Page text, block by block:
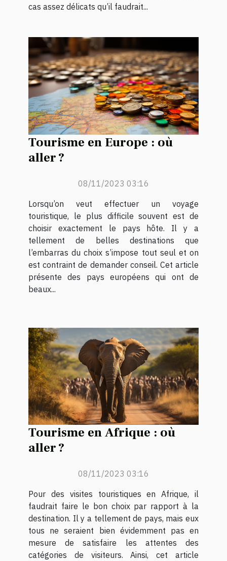
cas assez délicats qu’il faudrait...
Tourisme en Europe : où
aller ?
08/11/2023 03:16
Lorsqu’on veut effectuer un voyage
touristique, le plus difficile souvent est de
choisir exactement le pays hôte. Il y a
tellement de belles destinations que
l’embarras du choix s’impose tout seul et on
est contraint de demander conseil. Cet article
présente des pays européens qui ont de
beaux...
Tourisme en Afrique : où
aller ?
08/11/2023 03:16
Pour des visites touristiques en Afrique, il
faudrait faire le bon choix par rapport à la
destination. Il y a tellement de pays, mais eux
tous ne seraient bien évidemment pas en
mesure de satisfaire les attentes des
catégories de visiteurs. Ainsi, cet article